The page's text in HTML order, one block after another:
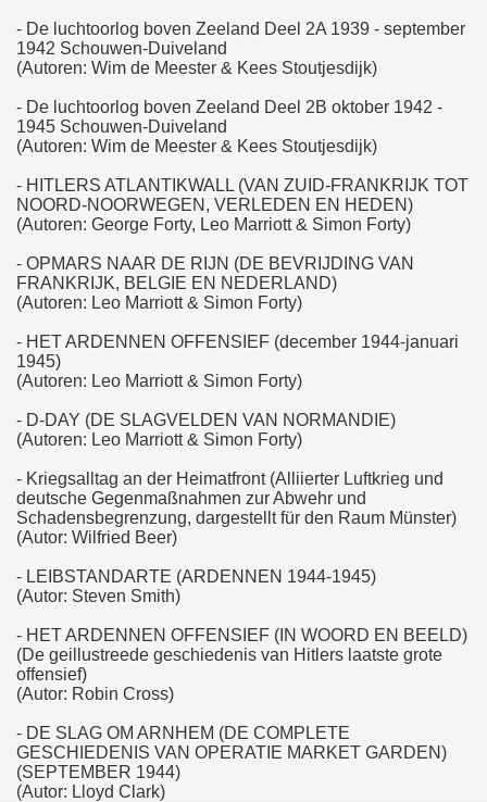
- De luchtoorlog boven Zeeland Deel 2A 1939 - september
1942 Schouwen-Duiveland
(Autoren: Wim de Meester & Kees Stoutjesdijk)
- De luchtoorlog boven Zeeland Deel 2B oktober 1942 -
1945 Schouwen-Duiveland
(Autoren: Wim de Meester & Kees Stoutjesdijk)
- HITLERS ATLANTIKWALL (VAN ZUID-FRANKRIJK TOT
NOORD-NOORWEGEN, VERLEDEN EN HEDEN)
(Autoren: George Forty, Leo Marriott & Simon Forty)
- OPMARS NAAR DE RIJN (DE BEVRIJDING VAN
FRANKRIJK, BELGIE EN NEDERLAND)
(Autoren: Leo Marriott & Simon Forty)
- HET ARDENNEN OFFENSIEF (december 1944-januari
1945)
(Autoren: Leo Marriott & Simon Forty)
- D-DAY (DE SLAGVELDEN VAN NORMANDIE)
(Autoren: Leo Marriott & Simon Forty)
- Kriegsalltag an der Heimatfront (Alliierter Luftkrieg und
deutsche Gegenmaßnahmen zur Abwehr und
Schadensbegrenzung, dargestellt für den Raum Münster)
(Autor: Wilfried Beer)
- LEIBSTANDARTE (ARDENNEN 1944-1945)
(Autor: Steven Smith)
- HET ARDENNEN OFFENSIEF (IN WOORD EN BEELD)
(De geillustreede geschiedenis van Hitlers laatste grote
offensief)
(Autor: Robin Cross)
- DE SLAG OM ARNHEM (DE COMPLETE
GESCHIEDENIS VAN OPERATIE MARKET GARDEN)
(SEPTEMBER 1944)
(Autor: Lloyd Clark)